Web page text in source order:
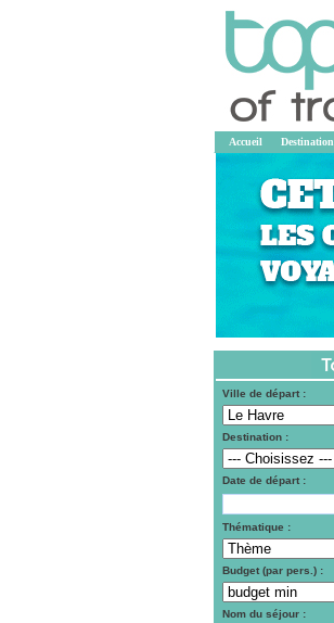
Accueil Destination
Ville de départ :
Destination :
Date de départ :
Thématique :
Budget (par pers.) :
Nom du séjour :